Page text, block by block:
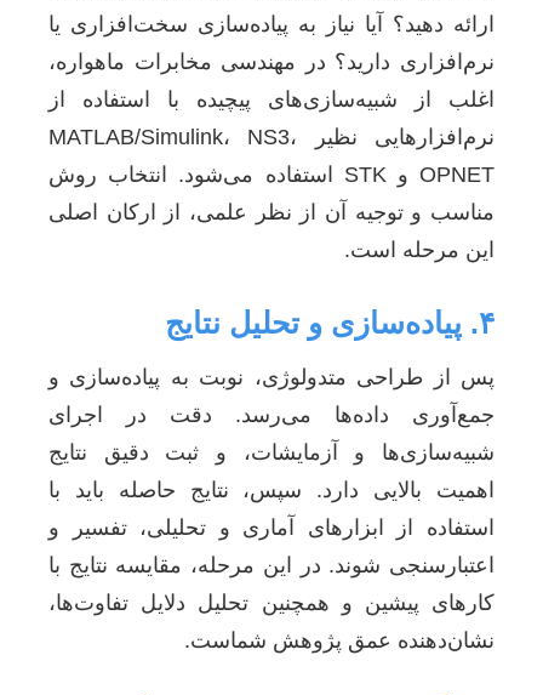
ارائه دهید؟ آیا نیاز به پیاده‌سازی سخت‌افزاری یا
نرم‌افزاری دارید؟ در مهندسی مخابرات ماهواره،
اغلب از شبیه‌سازی‌های پیچیده با استفاده از
نرم‌افزارهایی نظیر MATLAB/Simulink، NS3،
OPNET و STK استفاده می‌شود. انتخاب روش
مناسب و توجیه آن از نظر علمی، از ارکان اصلی
این مرحله است.
۴. پیاده‌سازی و تحلیل نتایج
پس از طراحی متدولوژی، نوبت به پیاده‌سازی و
جمع‌آوری داده‌ها می‌رسد. دقت در اجرای
شبیه‌سازی‌ها و آزمایشات، و ثبت دقیق نتایج
اهمیت بالایی دارد. سپس، نتایج حاصله باید با
استفاده از ابزارهای آماری و تحلیلی، تفسیر و
اعتبارسنجی شوند. در این مرحله، مقایسه نتایج با
کارهای پیشین و همچنین تحلیل دلایل تفاوت‌ها،
نشان‌دهنده عمق پژوهش شماست.